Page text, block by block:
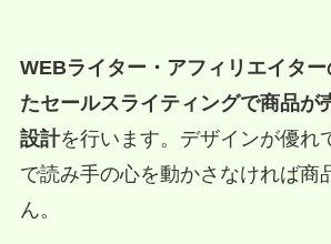
WEBライター・アフィリエイタ
たセールスライティングで商品が
設計を行います。デザインが優れ
で読み手の心を動かさなければ商
ん。